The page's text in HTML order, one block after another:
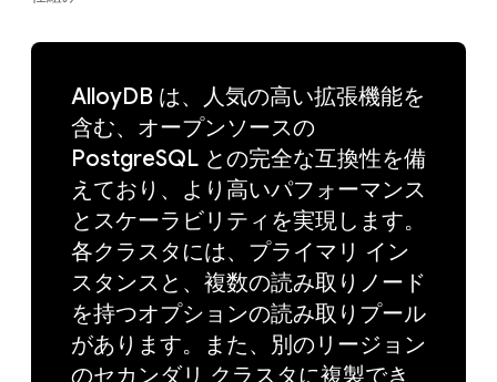
AlloyDB は、人気の高い拡張機能を
含む、オープンソースの
PostgreSQL との完全な互換性を備
えており、より高いパフォーマンス
とスケーラビリティを実現します。
各クラスタには、プライマリ イン
スタンスと、複数の読み取りノード
を持つオプションの読み取りプール
があります。また、別のリージョン
のセカンダリ クラスタに複製でき